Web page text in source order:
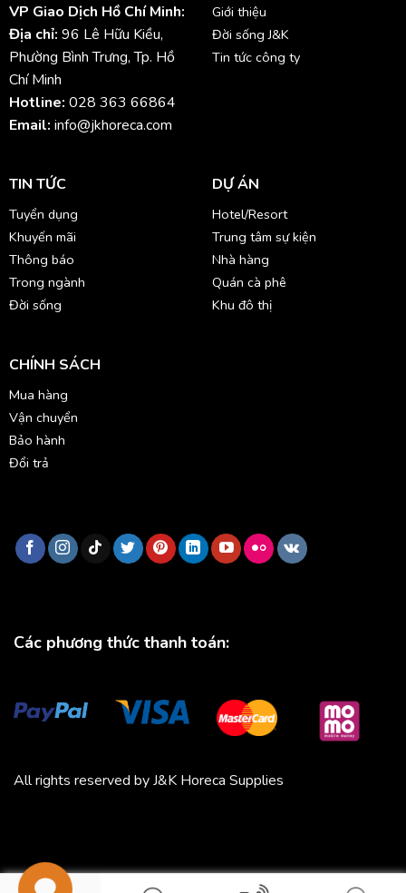
VP Giao Dịch Hồ Chí Minh:
Địa chỉ: 96 Lê Hữu Kiều,
Phường Bình Trưng, Tp. Hồ
Chí Minh
Hotline: 028 363 66864
Email: info@jkhoreca.com
Giới thiệu
Đời sống J&K
Tin tức công ty
TIN TỨC
Tuyển dụng
Khuyến mãi
Thông báo
Trong ngành
Đời sống
DỰ ÁN
Hotel/Resort
Trung tâm sự kiện
Nhà hàng
Quán cà phê
Khu đô thị
CHÍNH SÁCH
Mua hàng
Vận chuyển
Bảo hành
Đổi trả
Các phương thức thanh toán:
All rights reserved by J&K Horeca Supplies